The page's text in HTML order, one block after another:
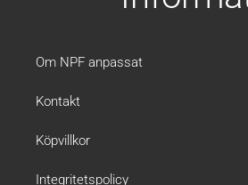
Om NPF anpassat
Kontakt
Köpvillkor
Integritetspolicy